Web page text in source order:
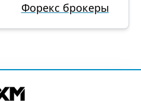
Форекс брокеры